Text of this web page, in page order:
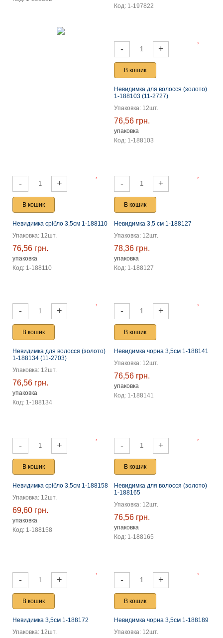
Код: 1-197822
- +
В кошик
Невидимка для волосся (золото)
1-188103 (11-2727)
Упаковка: 12шт.
76,56 грн.
упаковка
Код: 1-188103
- +
В кошик
Невидимка срібло 3,5см 1-188110
Упаковка: 12шт.
76,56 грн.
упаковка
Код: 1-188110
- +
В кошик
Невидимка 3,5 см 1-188127
Упаковка: 12шт.
78,36 грн.
упаковка
Код: 1-188127
- +
В кошик
Невидимка для волосся (золото)
1-188134 (11-2703)
Упаковка: 12шт.
76,56 грн.
упаковка
Код: 1-188134
- +
В кошик
Невидимка чорна 3,5см 1-188141
Упаковка: 12шт.
76,56 грн.
упаковка
Код: 1-188141
- +
В кошик
Невидимка срібло 3,5см 1-188158
Упаковка: 12шт.
69,60 грн.
упаковка
Код: 1-188158
- +
В кошик
Невидимка для волосся (золото)
1-188165
Упаковка: 12шт.
76,56 грн.
упаковка
Код: 1-188165
- +
В кошик
Невидимка 3,5см 1-188172
Упаковка: 12шт.
- +
В кошик
Невидимка чорна 3,5см 1-188189
Упаковка: 12шт.